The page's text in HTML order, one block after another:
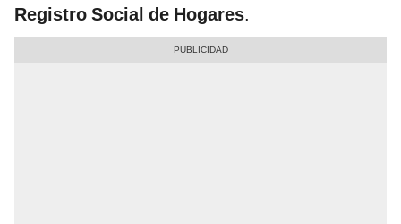
Registro Social de Hogares.